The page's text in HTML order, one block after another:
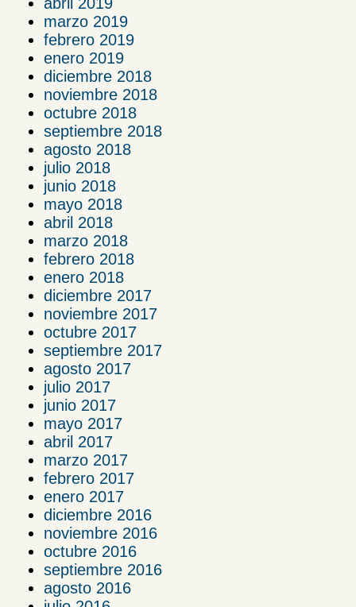
marzo 2019
febrero 2019
enero 2019
diciembre 2018
noviembre 2018
octubre 2018
septiembre 2018
agosto 2018
julio 2018
junio 2018
mayo 2018
abril 2018
marzo 2018
febrero 2018
enero 2018
diciembre 2017
noviembre 2017
octubre 2017
septiembre 2017
agosto 2017
julio 2017
junio 2017
mayo 2017
abril 2017
marzo 2017
febrero 2017
enero 2017
diciembre 2016
noviembre 2016
octubre 2016
septiembre 2016
agosto 2016